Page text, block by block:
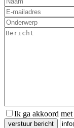
Ik ga akkoord
Gelieve dit veld leeg